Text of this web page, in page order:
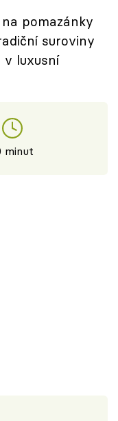
pomazánky
suroviny
v luxusní
minut